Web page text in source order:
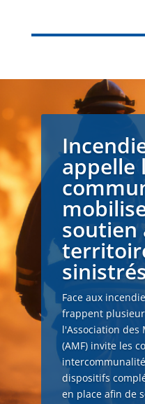
appelle
soutien
Face aux
frappent
l'Association des
(AMF) invite les
dispositifs
en place afin de